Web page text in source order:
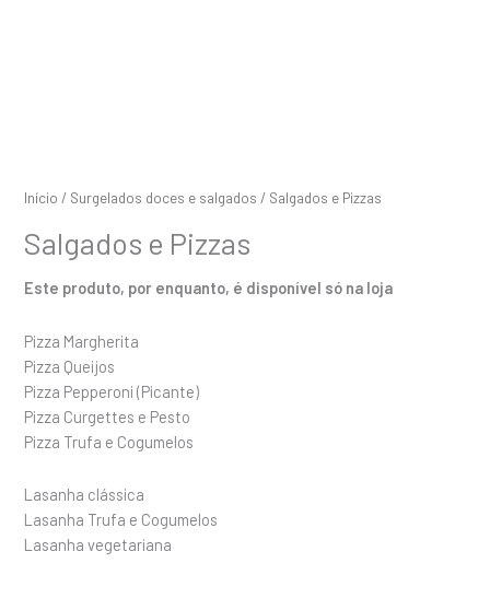
Início / Surgelados doces e salgados / Salgados e Pizzas
Salgados e Pizzas
Este produto, por enquanto, é disponível só na loja
Pizza Margherita
Pizza Queijos
Pizza Pepperoni (Picante)
Pizza Curgettes e Pesto
Pizza Trufa e Cogumelos
Lasanha clássica
Lasanha Trufa e Cogumelos
Lasanha vegetariana